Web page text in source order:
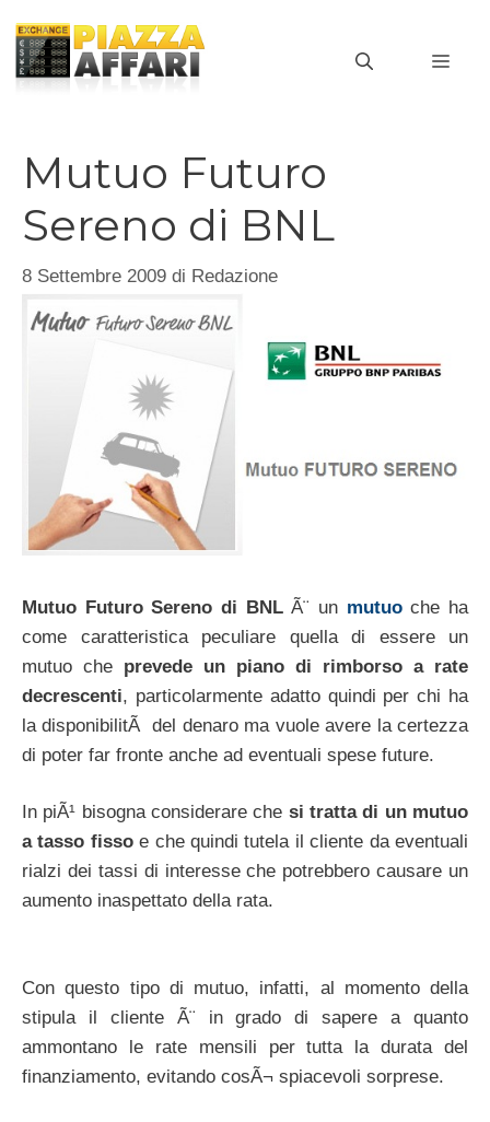
contenuto
Mutuo Futuro
Sereno di BNL
8 Settembre 2009 di Redazione
Mutuo Futuro Sereno di BNLÃ¨ un mutuoche ha
come caratteristica peculiare quella di essere un
mutuo che prevede un piano di rimborso a rate
decrescenti, particolarmente adatto quindi per chi ha
la disponibilitÃ del denaro ma vuole avere la certezza
di poter far fronte anche ad eventuali spese future.
In piÃ¹ bisogna considerare che si tratta di un mutuo
a tasso fissoe che quindi tutela il cliente da eventuali
rialzi dei tassi di interesse che potrebbero causare un
aumento inaspettato della rata.
Con questo tipo di mutuo, infatti, al momento della
stipula il cliente Ã¨ in grado di sapere a quanto
ammontano le rate mensili per tutta la durata del
finanziamento, evitando cosÃ¬ spiacevoli sorprese.